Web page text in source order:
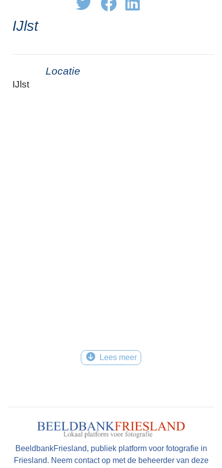
IJlst
Locatie
IJlst
Lees meer
BeeldbankFriesland, publiek platform voor fotografie in
Friesland. Neem contact op met de beheerder van deze